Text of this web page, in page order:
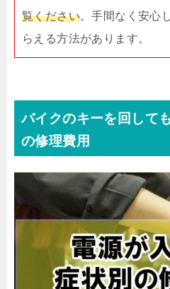
覧ください。手間なく安心
らえる方法があります。
バイクのキーを回して
の修理費用